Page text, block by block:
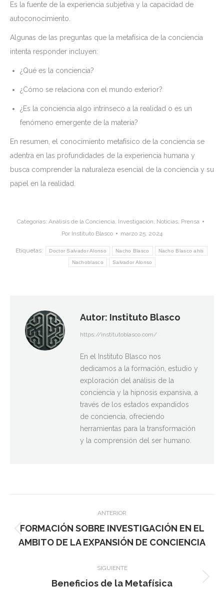
Es la fuente de la experiencia subjetiva y la capacidad de
autoconocimiento.
Algunas de las preguntas que la metafísica de la conciencia
intenta responder incluyen:
¿Qué es la conciencia?
¿Cómo se relaciona con el mundo exterior?
¿Es la conciencia algo intrínseco a la realidad o es un
fenómeno emergente de la materia?
En resumen, el conocimiento metafísico de la conciencia se
adentra en las profundidades de la experiencia humana y
busca comprender la naturaleza esencial de la conciencia y su
papel en la realidad.
Categorías: Análisis de la Conciencia, Investigación, Noticias, Prensa
Por Instituto Blasco marzo 25, 2024
Etiquetas: Doctor Salvador Alonso Nacho Blasco Nacho Blasco ahis
Nachoblasco Salvador Alonso
Autor: Instituto Blasco
https://institutoblasco.com/
En el Instituto Blasco nos
dedicamos a la formación, estudio y
exploración del análisis de la
conciencia y la hipnosis expansiva, a
través de los estados expandidos
de conciencia, ofreciendo
herramientas para la transformación
y la comprensión del ser humano.
entre
publicaciones
ANTERIOR
FORMACIÓN SOBRE INVESTIGACIÓN EN EL
AMBITO DE LA EXPANSIÓN DE CONCIENCIA
SIGUIENTE
Publicación
Beneficios de la Metafísica